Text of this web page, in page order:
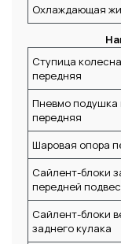
Охлаждающая
Ступица
передняя
Пневмо подушка
передняя
Шаровая опора
Сайлент-блоки
передней
Сайлент-блоки
заднего кулака